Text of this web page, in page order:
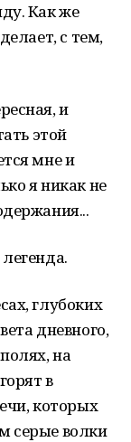
Как же
с тем,
и
этой
мне и
я никак не
глубоких
дневного,
на
в
которых
серые волки